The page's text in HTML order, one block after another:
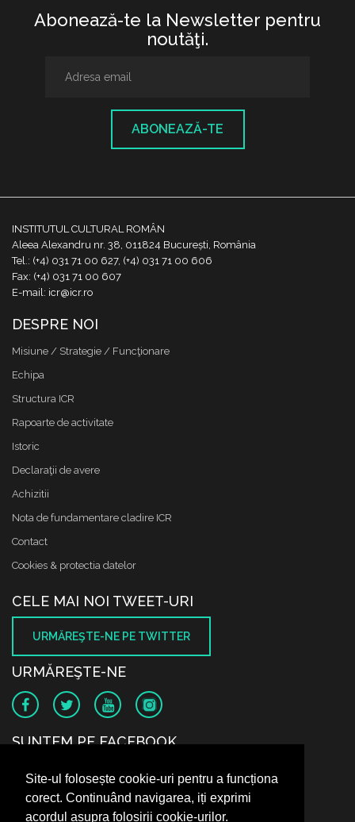
Site-ul folosește cookie-uri pentru a funcționa
corect. Continuând navigarea, iți exprimi
acordul asupra folosirii cookie-urilor.
Abonează-te la Newsletter pentru
noutăţi.
ABONEAZĂ-TE
INSTITUTUL CULTURAL ROMÂN
Aleea Alexandru nr. 38, 011824 București, România
Tel.: (+4) 031 71 00 627, (+4) 031 71 00 606
Fax: (+4) 031 71 00 607
E-mail: icr@icr.ro
DESPRE NOI
Misiune / Strategie / Funcţionare
Echipa
Structura ICR
Rapoarte de activitate
Istoric
Declaraţii de avere
Achizitii
Nota de fundamentare cladire ICR
Contact
Cookies & protectia datelor
CELE MAI NOI TWEET-URI
URMĂREŞTE-NE PE TWITTER
URMĂREŞTE-NE
SUNTEM PE FACEBOOK